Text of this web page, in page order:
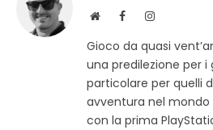
S
t
o
w
F
c
e
b
I
s
t
a
Gioco da quasi
una predilezione per i
particolare per quelli
avventura nel mondo
con la prima